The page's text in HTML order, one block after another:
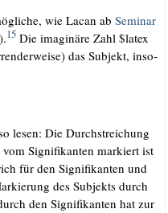
wie Lacan ab Semi­nar
15Die ima­gi­nä­re Zahl $latex
das Sub­jekt, inso­
lesen: Die Durch­strei­chung
vom Signi­fi­kan­ten mar­kiert ist
für den Signi­fi­kan­ten und
des Sub­jekts durch
den Signi­fi­kan­ten hat zur